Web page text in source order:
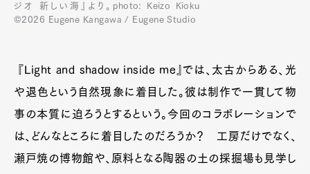
ジオ 新しい海』より。photo: Keizo Kioku
©2026 Eugene Kangawa / Eugene Studio
『Light and shadow inside me』では、太古からある、光
や退色という自然現象に着目した。彼は制作で一貫して物
事の本質に迫ろうとするという。今回のコラボレーションで
は、どんなところに着目したのだろうか？ 工房だけでなく、
瀬戸焼の博物館や、原料となる陶器の土の採掘場も見学し